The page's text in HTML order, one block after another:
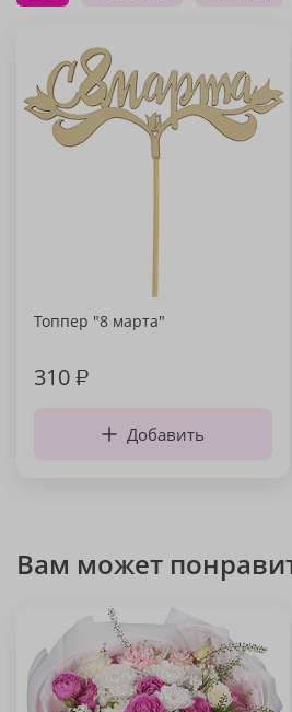
Топпер "8 марта"
310₽
Добавить
Вам может